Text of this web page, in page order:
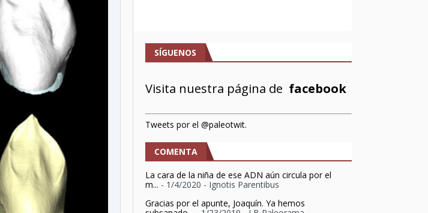
SÍGUENOS
Visita nuestra página de facebook
Tweets por el @paleotwit.
COMENTA
La cara de la niña de ese ADN aún circula por el
m... - 1/4/2020 - Ignotis Parentibus
Gracias por el apunte, Joaquín. Ya hemos